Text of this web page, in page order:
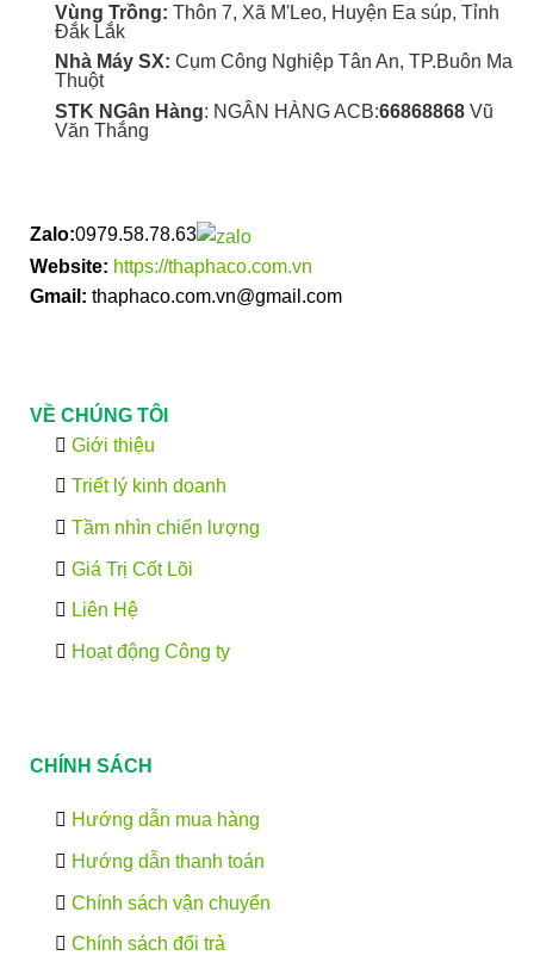
Vùng Trồng: Thôn 7, Xã M'Leo, Huyện Ea súp, Tỉnh
Đắk Lắk
Nhà Máy SX: Cụm Công Nghiệp Tân An, TP.Buôn Ma
Thuột
STK NGân Hàng: NGÂN HÀNG ACB:66868868Vũ
Văn Thắng
Zalo:0979.58.78.63
Website: https://thaphaco.com.vn
Gmail: thaphaco.com.vn@gmail.com
VỀ CHÚNG TÔI
Giới thiệu
Triết lý kinh doanh
Tầm nhìn chiến lượng
Giá Trị Cốt Lõi
Liên Hệ
Hoạt động Công ty
CHÍNH SÁCH
Hướng dẫn mua hàng
Hướng dẫn thanh toán
Chính sách vận chuyển
Chính sách đổi trả